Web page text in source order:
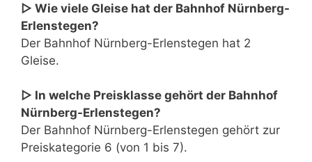
▷ Wie viele Gleise hat der Bahnhof Nürnberg-
Erlenstegen?
Der Bahnhof Nürnberg-Erlenstegen hat 2
Gleise.
▷ In welche Preisklasse gehört der Bahnhof
Nürnberg-Erlenstegen?
Der Bahnhof Nürnberg-Erlenstegen gehört zur
Preiskategorie 6 (von 1 bis 7).